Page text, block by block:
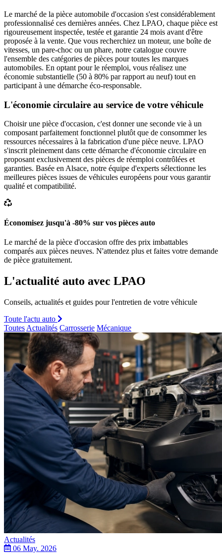
Le marché de la pièce automobile d'occasion s'est considérablement
professionnalisé ces dernières années. Chez LPAO, chaque pièce est
rigoureusement inspectée, testée et garantie 24 mois avant d'être
proposée à la vente. Que vous recherchiez un moteur, une boîte de
vitesses, un pare-choc ou un phare, notre catalogue couvre
l'ensemble des catégories de pièces pour toutes les marques
automobiles. En optant pour le réemploi, vous réalisez une
économie substantielle (50 à 80% par rapport au neuf) tout en
participant à une démarche éco-responsable.
L'économie circulaire au service de votre véhicule
Choisir une pièce d'occasion, c'est donner une seconde vie à un
composant parfaitement fonctionnel plutôt que de consommer les
ressources nécessaires à la fabrication d'une pièce neuve. LPAO
s'inscrit pleinement dans cette démarche d'économie circulaire en
proposant exclusivement des pièces de réemploi contrôlées et
garanties. Basée en Alsace, notre équipe d'experts sélectionne les
meilleures pièces issues de véhicules européens pour vous garantir
qualité et compatibilité.
Économisez jusqu'à -80% sur vos pièces auto
Le marché de la pièce d'occasion offre des prix imbattables
comparés aux pièces neuves. N'attendez plus et faites votre demande
de pièce gratuitement.
L'actualité auto avec LPAO
Conseils, actualités et guides pour l'entretien de votre véhicule
Toute l'actu auto
Toutes Actualités Carrosserie Mécanique
Actualités
06 May. 2026